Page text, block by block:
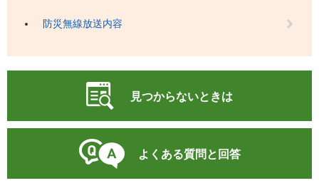
防災無線放送内容
見つからないときは
よくある質問と回答